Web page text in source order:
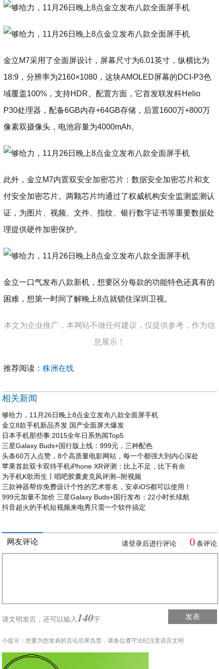
金立M7采用了全面屏设计，屏幕尺寸为6.01英寸，纵横比为
18:9，分辨率为2160×1080，这块AMOLED屏幕的DCI-P3色
域覆盖100%，支持HDR。配置方面，它首发联发科Helio
P30处理器，配备6GB内存+64GB存储，后置1600万+800万
像素双摄像头，电池容量为4000mAh。
此外，金立M7内置双安全加密芯片：数据安全加密芯片和支
付安全加密芯片。两颗芯片均通过了权威机构安全监测监测认
证，为图片、视频、文件、指纹、银行数字证书等重要数据处
理提供硬件加密保护。
金立一口气发布八款新机，想要区分每款的功能特色还真有的
困难，想第一时间了解晚上8点就锁住深圳卫视。
本文为企业推广，本网站不做任何建议，仅提供参考，作为信
息展示！
推荐阅读：株洲在线
相关新闻
够给力，11月26日晚上8点金立发布八款全面屏手机
金立8款手机新品齐发 国产全面屏大爆发
日本手机那些事:2015全年日系热闻Top5
三星Galaxy Buds+国行版上线：999元，三种配色
头条60万人点赞，8个高质量电影网站，每一个都强大到内心深处
苹果首款双卡双待手机iPhone XR评测：比上不足，比下有余
为手机K歌而生丨唱吧胶囊麦克风评测--附视频
三款神器帮你免费设计个性的艺术签名，安卓iOS都可以使用！
999元加量不加价 三星Galaxy Buds+国行发布：22小时长续航
抖音超火的手机短视频来电秀只需一个软件搞定
网友评论 请登录后进行评论 0 条评论
请文明发言，还可以输入 140字 发表
小提示：您要为您发表的言论后果负责，请各位遵守法纪注意语言文明